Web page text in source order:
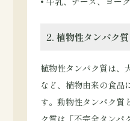
2. 植物性タンパク質
植物性タンパク質は、
など、植物由来の食品
す。動物性タンパク質